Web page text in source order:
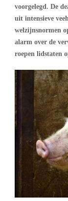
voorgelegd. De
uit intensieve
welzijnsnormen
alarm over de
roepen lidstaten